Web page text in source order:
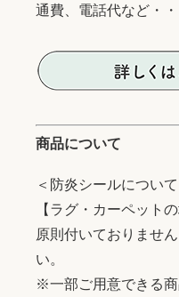
通費、電話代など・・
商品について
＜防炎シールについて
【ラグ・カーペットの
原則付いておりませ
い。
※一部ご用意できる